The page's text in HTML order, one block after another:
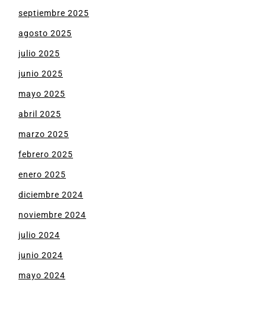
septiembre 2025
agosto 2025
julio 2025
junio 2025
mayo 2025
abril 2025
marzo 2025
febrero 2025
enero 2025
diciembre 2024
noviembre 2024
julio 2024
junio 2024
mayo 2024